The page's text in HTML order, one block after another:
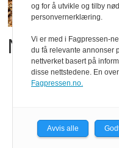
og for å utvikle og tilby
personvernerklæring.
Vi er med i Fagpressen-
du få relevante annonser
nettverket basert på
disse nettstedene. En
Fagpressen.no.
Avvis alle